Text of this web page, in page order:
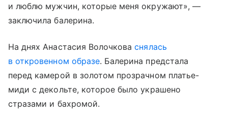
и люблю мужчин, которые меня окружают», —
заключила балерина.
На днях Анастасия Волочковаснялась
в откровенном образе. Балерина предстала
перед камерой в золотом прозрачном платье-
миди с декольте, которое было украшено
стразами и бахромой.